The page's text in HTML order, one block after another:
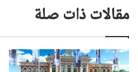
مقالات ذات صلة